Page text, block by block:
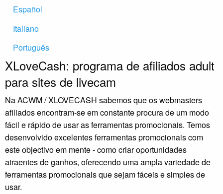
Español
Italiano
Português
XLoveCash: programa de afiliados adult
para sites de livecam
Na ACWM / XLOVECASH sabemos que os webmasters
afiliados encontram-se em constante procura de um modo
fácil e rápido de usar as ferramentas promocionais. Temos
desenvolvido excelentes ferramentas promocionais com
este objectivo em mente - como criar oportunidades
atraentes de ganhos, oferecendo uma ampla variedade de
ferramentas promocionais que sejam fáceis e simples de
usar.